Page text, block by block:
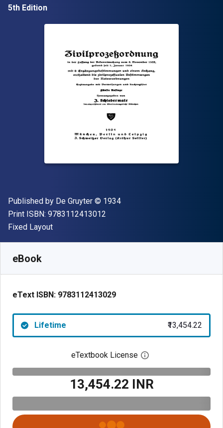
5th Edition
Publisher
Published by De Gruyter Copyright
© 1934
Print ISBN: 9783112413012
Format
Fixed Layout
eBook
eText ISBN: 9783112413029
Lifetime ₹13,454.22
eTextbook License Open digital license
₹13,454.22 INR